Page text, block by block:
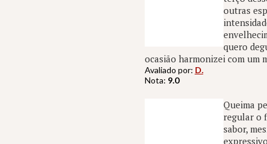
outras
quero
ocasião harmonizei com um
Avaliado por: D.
Nota: 9.0
Queima
regular o
sabor,